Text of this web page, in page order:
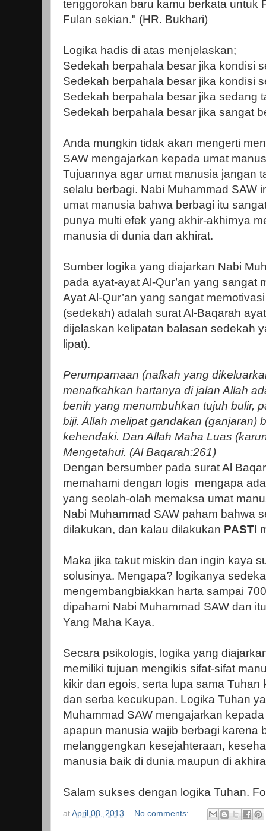
tenggorokan baru kamu berkata untuk
Fulan sekian." (HR. Bukhari)
Logika hadis di atas menjelaskan;
Sedekah berpahala besar jika kondisi
Sedekah berpahala besar jika kondisi
Sedekah berpahala besar jika sedang
Sedekah berpahala besar jika sangat
Anda mungkin tidak akan mengerti
SAW mengajarkan kepada umat
Tujuannya agar umat manusia jangan
selalu berbagi. Nabi Muhammad SAW
umat manusia bahwa berbagi itu
punya multi efek yang akhir-akhirnya
manusia di dunia dan akhirat.
Sumber logika yang diajarkan Nabi
pada ayat-ayat Al-Qur’an yang sangat
Ayat Al-Qur’an yang sangat
(sedekah) adalah surat Al-Baqarah
dijelaskan kelipatan balasan sedekah
lipat).
Perumpamaan (nafkah yang
menafkahkan hartanya di jalan Allah
benih yang menumbuhkan tujuh bulir,
biji. Allah melipat gandakan (ganjaran)
kehendaki. Dan Allah Maha Luas
Mengetahui. (Al Baqarah:261)
Dengan bersumber pada surat Al
memahami dengan logis mengapa
yang seolah-olah memaksa umat
Nabi Muhammad SAW paham bahwa
dilakukan, dan kalau dilakukan PASTI
Maka jika takut miskin dan ingin kaya
solusinya. Mengapa? logikanya
mengembangbiakkan harta sampai
dipahami Nabi Muhammad SAW dan
Yang Maha Kaya.
Secara psikologis, logika yang
memiliki tujuan mengikis sifat-sifat
kikir dan egois, serta lupa sama
dan serba kecukupan. Logika Tuhan
Muhammad SAW mengajarkan
apapun manusia wajib berbagi karena
melanggengkan kesejahteraan,
manusia baik di dunia maupun di
Salam sukses dengan logika Tuhan.
at April 08, 2013 No comments: